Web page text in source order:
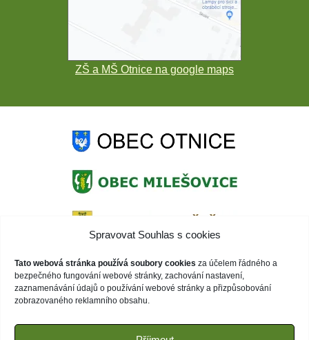
Spravovat Souhlas s cookies
Tato webová stránka používá soubory cookies za účelem řádného a
bezpečného fungování webové stránky, zachování nastavení,
zaznamenávání údajů o používání webové stránky a přizpůsobování
zobrazovaného reklamního obsahu.
ZŠ a MŠ Otnice na google maps